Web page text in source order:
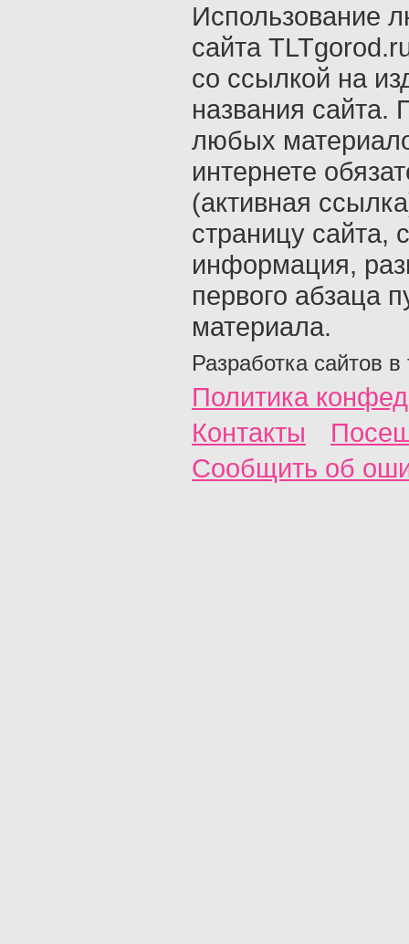
Использование
сайта
со ссылкой на
названия сайта.
любых
интернете
(активная
страницу сайта,
информация,
первого абзаца
материала.
Разработка сайтов в
Политика
Контакты
Сообщить об